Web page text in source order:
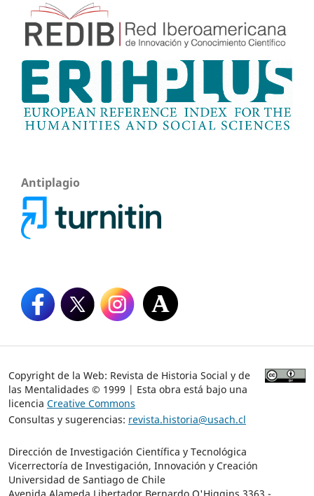
Antiplagio
Copyright de la Web: Revista de Historia Social y de
las Mentalidades © 1999 | Esta obra está bajo una
licencia Creative Commons
Consultas y sugerencias: revista.historia@usach.cl
Dirección de Investigación Científica y Tecnológica
Vicerrectoría de Investigación, Innovación y Creación
Universidad de Santiago de Chile